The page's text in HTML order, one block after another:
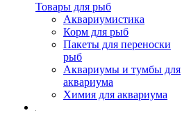
Товары для рыб
Аквариумистика
Корм для рыб
Пакеты для переноски
рыб
Аквариумы и тумбы для
аквариума
Химия для аквариума